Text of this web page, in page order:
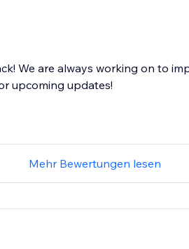
We are always working on to
upcoming updates!
Mehr Bewertungen lesen